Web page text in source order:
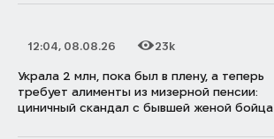
Дата публикации
12:04, 08.08.26
Количество просмотров
23k
Украла 2 млн, пока был в плену, а теперь
требует алименты из мизерной пенсии:
циничный скандал с бывшей женой бойца